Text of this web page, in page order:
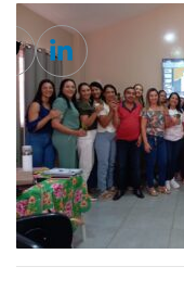
Twitter
Linkedin